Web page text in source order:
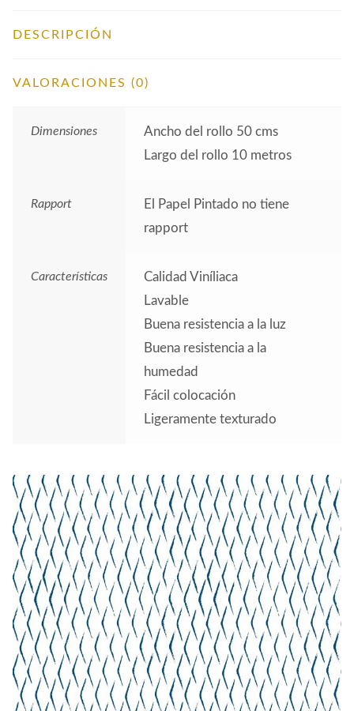
DESCRIPCIÓN
VALORACIONES (0)
Dimensiones
Ancho del rollo 50 cms
Largo del rollo 10 metros
Rapport
El Papel Pintado no tiene
rapport
Características
Calidad Viníliaca
Lavable
Buena resistencia a la luz
Buena resistencia a la
humedad
Fácil colocación
Ligeramente texturado